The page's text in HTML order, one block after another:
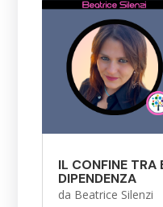
IL CONFINE TRA
DIPENDENZA
da Beatrice Silenzi